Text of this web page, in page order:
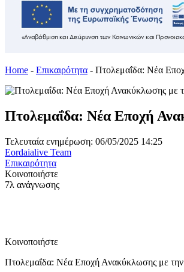
Home - Επικαιρότητα - Πτολεμαΐδα: Νέα
Πτολεμαΐδα: Νέα Εποχή
Τελευταία ενημέρωση: 06/05/2025 14:25
Eordaialive Team
Επικαιρότητα
Κοινοποιήστε
7λ ανάγνωσης
Κοινοποιήστε
Πτολεμαΐδα: Νέα Εποχή Ανακύκλωσης με